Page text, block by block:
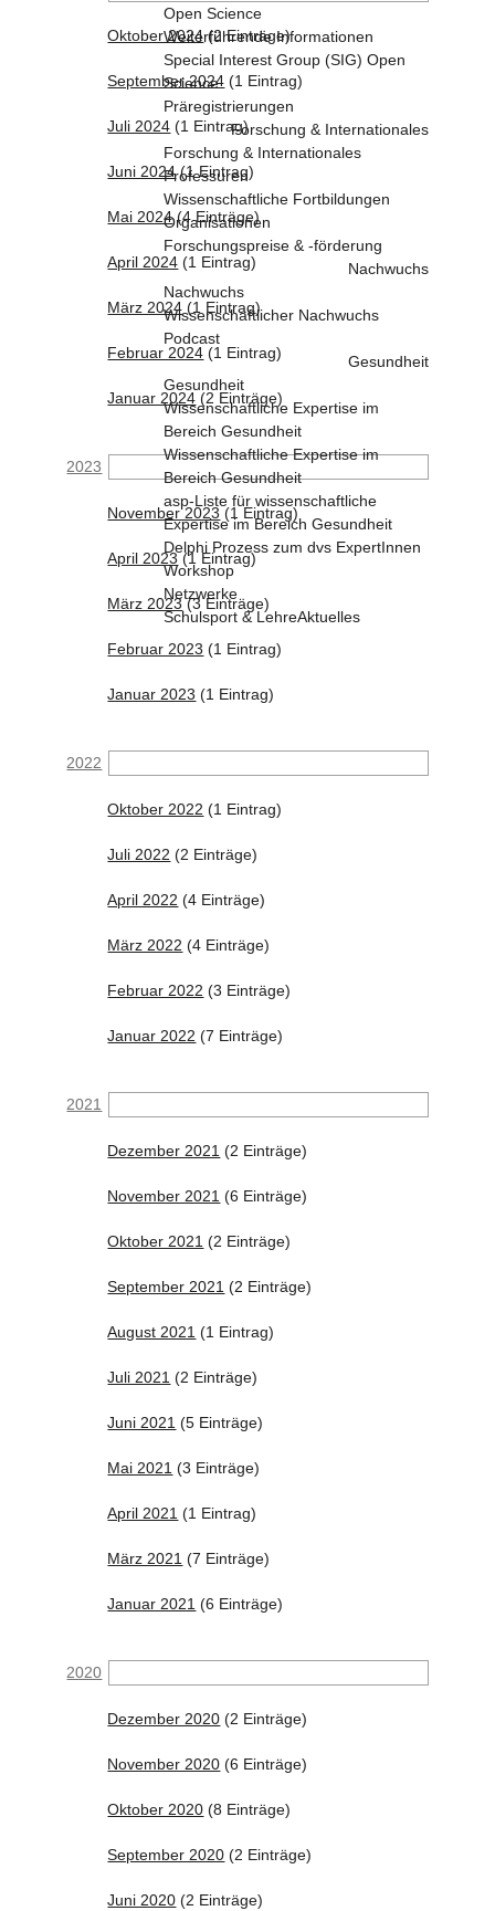
Open Science
Weiterführende Informationen
Special Interest Group (SIG) Open
Science
Präregistrierungen
Forschung & Internationales
Forschung & Internationales
Professuren
Wissenschaftliche Fortbildungen
Organisationen
Forschungspreise & -förderung
Nachwuchs
Nachwuchs
Wissenschaftlicher Nachwuchs
Podcast
Gesundheit
Gesundheit
Wissenschaftliche Expertise im
Bereich Gesundheit
Wissenschaftliche Expertise im
Bereich Gesundheit
asp-Liste für wissenschaftliche
Expertise im Bereich Gesundheit
Delphi Prozess zum dvs ExpertInnen
Workshop
Netzwerke
Schulsport & LehreAktuelles
Oktober 2024(2 Einträge)
September 2024 (1 Eintrag)
Juli 2024 (1 Eintrag)
Juni 2024(1 Eintrag)
Mai 2024(4 Einträge)
April 2024 (1 Eintrag)
März 2024 (1 Eintrag)
Februar 2024 (1 Eintrag)
Januar 2024 (2 Einträge)
2023
November 2023 (1 Eintrag)
April 2023(1 Eintrag)
März 2023(3 Einträge)
Februar 2023 (1 Eintrag)
Januar 2023 (1 Eintrag)
2022
Oktober 2022 (1 Eintrag)
Juli 2022 (2 Einträge)
April 2022 (4 Einträge)
März 2022 (4 Einträge)
Februar 2022 (3 Einträge)
Januar 2022 (7 Einträge)
2021
Dezember 2021 (2 Einträge)
November 2021 (6 Einträge)
Oktober 2021 (2 Einträge)
September 2021 (2 Einträge)
August 2021 (1 Eintrag)
Juli 2021 (2 Einträge)
Juni 2021 (5 Einträge)
Mai 2021 (3 Einträge)
April 2021 (1 Eintrag)
März 2021 (7 Einträge)
Januar 2021 (6 Einträge)
2020
Dezember 2020 (2 Einträge)
November 2020 (6 Einträge)
Oktober 2020 (8 Einträge)
September 2020 (2 Einträge)
Juni 2020 (2 Einträge)